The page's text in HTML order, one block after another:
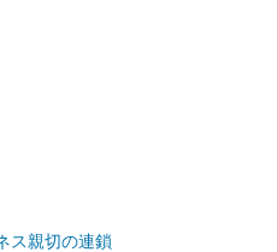
ス親切の連鎖